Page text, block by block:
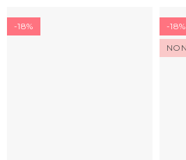
-18% -18%